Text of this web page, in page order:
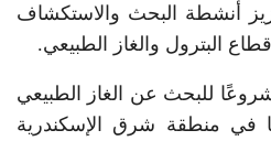
أنشطة البحث والاستكشاف
البترول والغاز الطبيعي.
للبحث عن الغاز الطبيعي
في منطقة شرق الإسكندرية